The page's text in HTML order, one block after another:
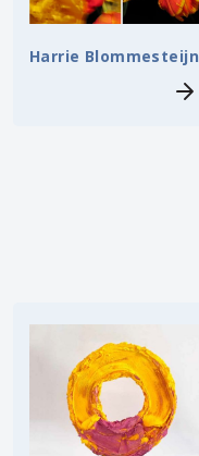
Harrie Blommesteijn